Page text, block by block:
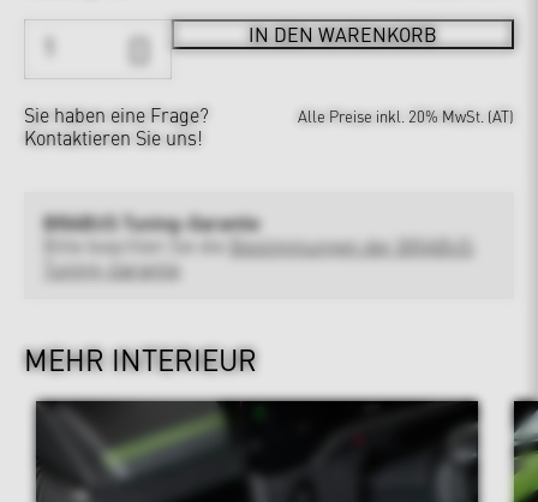
IN DEN WARENKORB
Sie haben eine Frage?
Kontaktieren Sie uns!
Alle Preise inkl. 20% MwSt. (AT)
BRABUS Tuning-Garantie
Bitte beachten Sie die
Bestimmungen der BRABUS
Tuning-Garantie
MEHR INTERIEUR